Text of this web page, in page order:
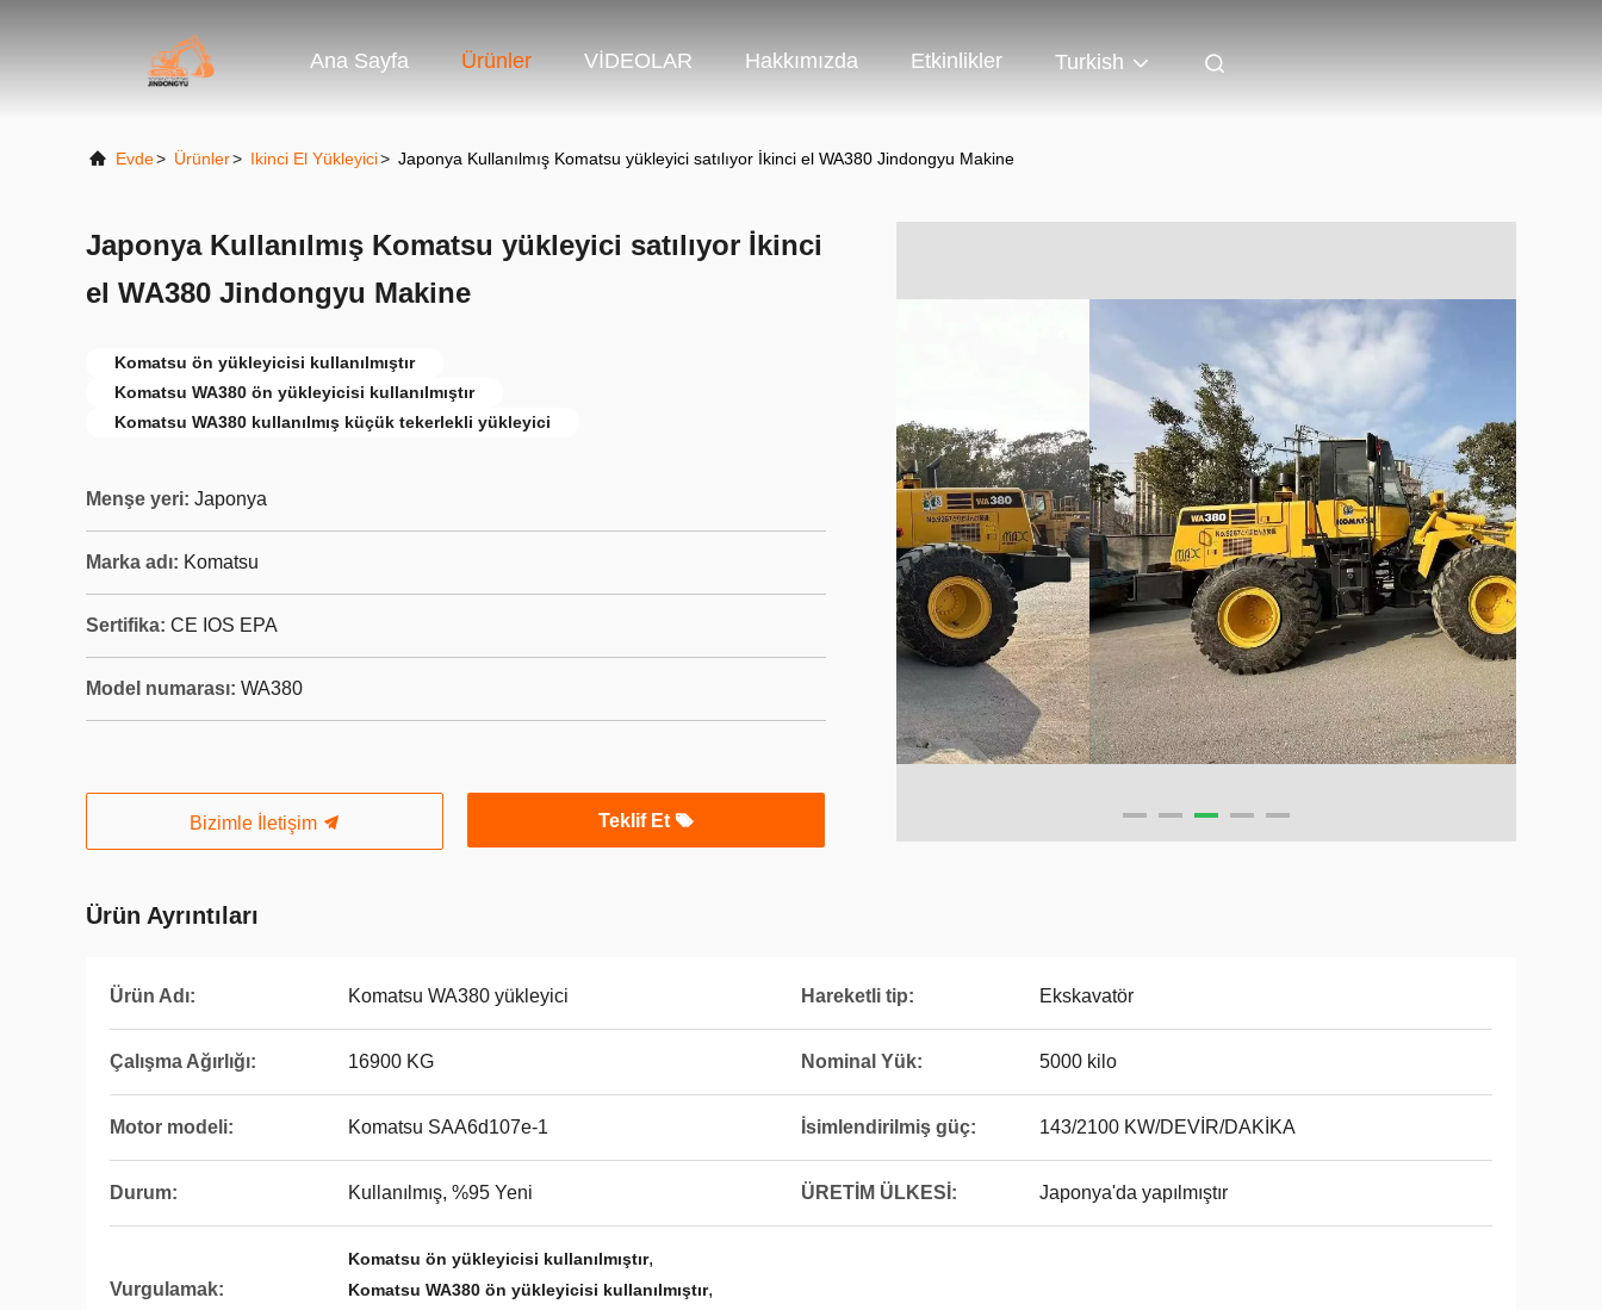
Ana Sayfa Ürünler VİDEOLAR Hakkımızda Etkinlikler Turkish
Evde> Ürünler> Ikinci El Yükleyici> Japonya Kullanılmış Komatsu yükleyici satılıyor İkinci el WA380 Jindongyu Makine
Japonya Kullanılmış Komatsu yükleyici satılıyor İkinci
el WA380 Jindongyu Makine
Komatsu ön yükleyicisi kullanılmıştır
Komatsu WA380 ön yükleyicisi kullanılmıştır
Komatsu WA380 kullanılmış küçük tekerlekli yükleyici
Menşe yeri: Japonya
Marka adı: Komatsu
Sertifika: CE IOS EPA
Model numarası: WA380
Bizimle İletişim Teklif Et
Ürün Ayrıntıları
Ürün Adı: Komatsu WA380 yükleyici Hareketli tip: Ekskavatör
Çalışma Ağırlığı: 16900 KG Nominal Yük: 5000 kilo
Motor modeli: Komatsu SAA6d107e-1 İsimlendirilmiş güç: 143/2100 KW/DEVİR/DAKİKA
Durum: Kullanılmış, %95 Yeni ÜRETİM ÜLKESİ: Japonya'da yapılmıştır
Vurgulamak:
Komatsu ön yükleyicisi kullanılmıştır,
Komatsu WA380 ön yükleyicisi kullanılmıştır,